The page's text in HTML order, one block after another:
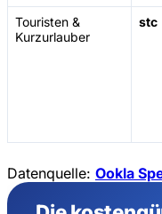
Touristen &
Kurzurlauber
stc
Datenquelle: Ookla